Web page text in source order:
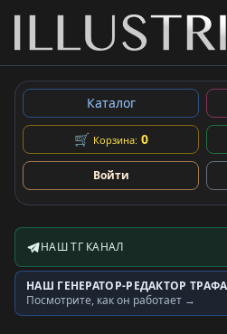
Каталог
🛒 Корзина: 0
Войти
Telegram-канал
НАШ ТГ КАНАЛ
Генератор трафаретов
НАШ ГЕНЕРАТОР-РЕДАКТОР
Посмотрите, как он работает →